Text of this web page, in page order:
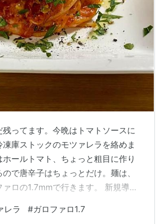
ってます。今晩はトマトソースに
庫ストックのモツァレラを絡めま
ールトマト、ちょっと粗目に作り
で唐辛子はちょっとだけ。麺は、
ロの1.7mmで行きます。 新規導入
構閉口ですから。 茹で上がった麺
レラ #ガロファロ1.7